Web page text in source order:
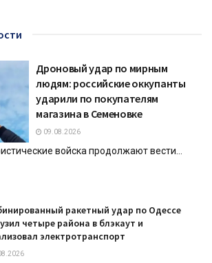
Дроновый удар по мирным
людям: российские оккупанты
ударили по покупателям
магазина в Семеновке
09.08.2026
войска продолжают вести...
ракетный удар по Одессе
четыре района в блэкаут и
электротранспорт